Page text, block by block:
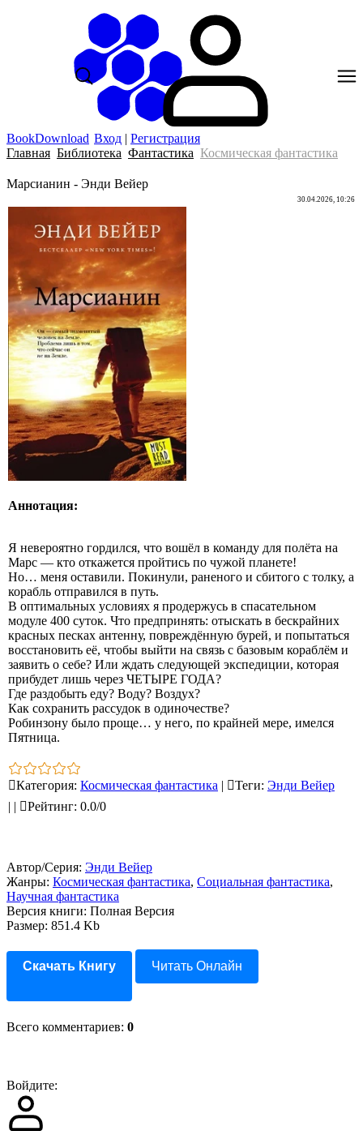
BookDownload Вход | Регистрация
Главная Библиотека Фантастика Космическая фантастика
Марсианин - Энди Вейер
30.04.2026, 10:26
Аннотация:
Я невероятно гордился, что вошёл в команду для полёта на
Марс — кто откажется пройтись по чужой планете!
Но… меня оставили. Покинули, раненого и сбитого с толку, а
корабль отправился в путь.
В оптимальных условиях я продержусь в спасательном
модуле 400 суток. Что предпринять: отыскать в бескрайних
красных песках антенну, повреждённую бурей, и попытаться
восстановить её, чтобы выйти на связь с базовым кораблём и
заявить о себе? Или ждать следующей экспедиции, которая
прибудет лишь через ЧЕТЫРЕ ГОДА?
Где раздобыть еду? Воду? Воздух?
Как сохранить рассудок в одиночестве?
Робинзону было проще… у него, по крайней мере, имелся
Пятница.
Категория: Космическая фантастика | Теги: Энди Вейер
| | Рейтинг: 0.0/0
Автор/Серия: Энди Вейер
Жанры: Космическая фантастика, Социальная фантастика,
Научная фантастика
Версия книги: Полная Версия
Размер: 851.4 Kb
Скачать Книгу Читать Онлайн
Всего комментариев: 0
Войдите: